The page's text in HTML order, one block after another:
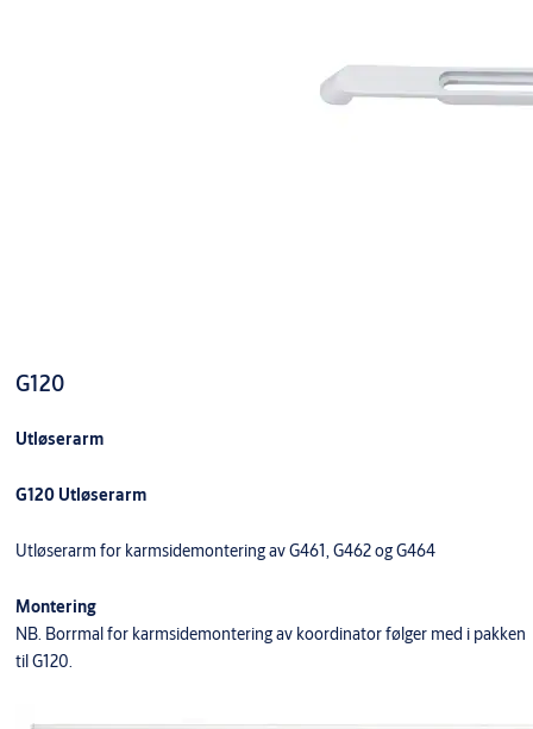
G120
Utløserarm
G120 Utløserarm
Utløserarm for karmsidemontering av G461, G462 og G464
Montering
NB. Borrmal for karmsidemontering av koordinator følger med i pakken
til G120.